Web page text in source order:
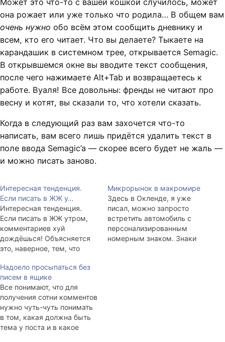
Может это что-то с вашей кошкой случилось, может
она рожает или уже только что родила… В общем вам
очень нужно обо всём этом сообщить дневнику и
всем, кто его читает. Что вы делаете? Тыкаете на
карандашик в системном трее, открывается Semagic.
В открывшемся окне вы вводите текст сообщения,
после чего нажимаете Alt+Tab и возвращаетесь к
работе. Вуаля! Все довольны: френды не читают про
весну и котят, вы сказали то, что хотели сказать.
Когда в следующий раз вам захочется что-то
написать, вам всего лишь придётся удалить текст в
поле ввода Semagic’a — cкорее всего будет не жаль —
и можно писать заново.
Интересная тенденция.
Если писать в ЖЖ у…
Интересная тенденция.
Если писать в ЖЖ утром,
комментариев хуй
дождёшься! Объясняется
это, наверное, тем, что
давай постить, а то, что
написано френдами -
читают после. Проверено
несколькими бессоными
ночами. Я ошибаюсь?
Микрорынок в макромире
Здесь в Окленде, я уже
писал, можно запросто
встретить автомобиль с
персонализированным
номерным знаком. Знаки
Надоело просыпаться без
писем в ящике
Все понимают, что для
получения сотни комментов
нужно чуть-чуть понимать
в том, какая должна быть
тема у поста и в какое